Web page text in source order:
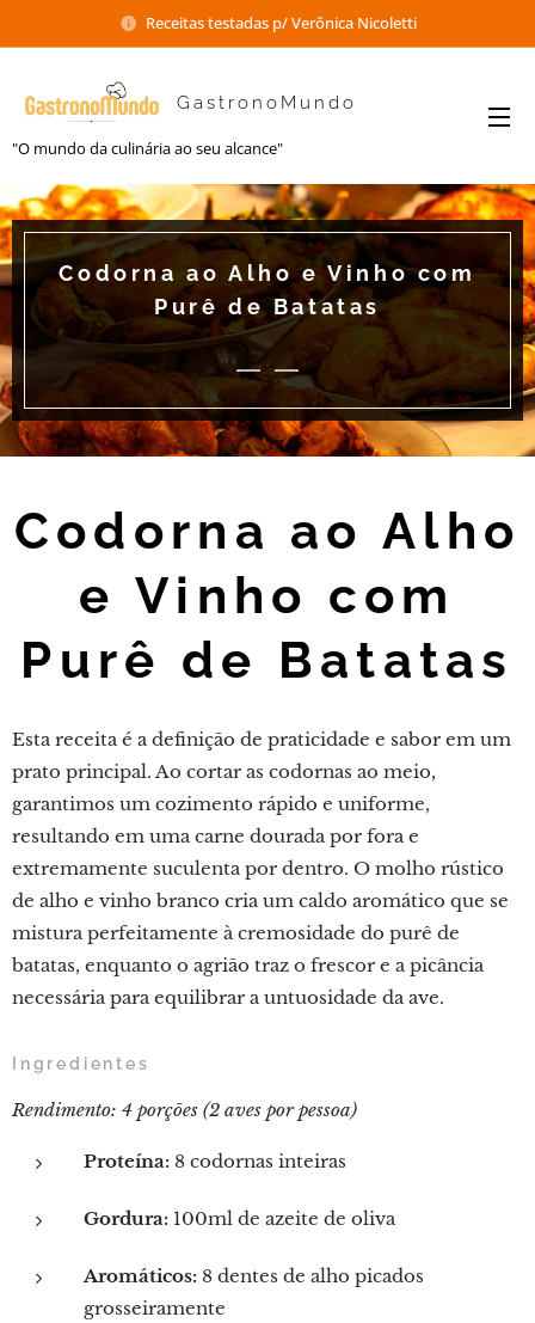
Receitas testadas p/ Verônica Nicoletti
GastronoMundo
"O mundo da culinária ao seu alcance"
Codorna ao Alho e Vinho com
Purê de Batatas
Codorna ao Alho
e Vinho com
Purê de Batatas
Esta receita é a definição de praticidade e sabor em um
prato principal. Ao cortar as codornas ao meio,
garantimos um cozimento rápido e uniforme,
resultando em uma carne dourada por fora e
extremamente suculenta por dentro. O molho rústico
de alho e vinho branco cria um caldo aromático que se
mistura perfeitamente à cremosidade do purê de
batatas, enquanto o agrião traz o frescor e a picância
necessária para equilibrar a untuosidade da ave.
Ingredientes
Rendimento: 4 porções (2 aves por pessoa)
Proteína: 8 codornas inteiras
Gordura: 100ml de azeite de oliva
Aromáticos: 8 dentes de alho picados
grosseiramente